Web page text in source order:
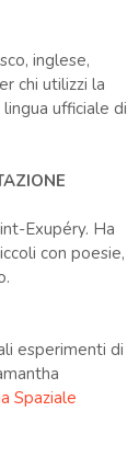
inglese,
chi utilizzi la
ufficiale di
Exupéry. Ha
con poesie,
esperimenti di
Spaziale